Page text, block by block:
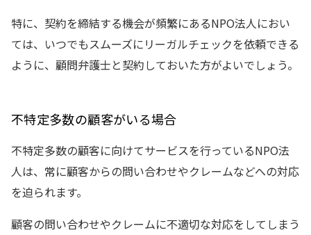
特に、契約を締結する機会が頻繁にあるNPO法人におい
ては、いつでもスムーズにリーガルチェックを依頼できる
ように、顧問弁護士と契約しておいた方がよいでしょう。
不特定多数の顧客がいる場合
不特定多数の顧客に向けてサービスを行っているNPO法
人は、常に顧客からの問い合わせやクレームなどへの対応
を迫られます。
顧客の問い合わせやクレームに不適切な対応をしてしまう